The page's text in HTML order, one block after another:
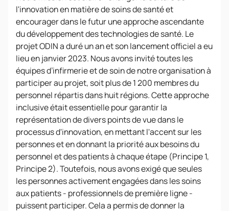
l'innovation en matière de soins de santé et
encourager dans le futur une approche ascendante
du développement des technologies de santé. Le
projet ODIN a duré un an et son lancement officiel a eu
lieu en janvier 2023. Nous avons invité toutes les
équipes d’infirmerie et de soin de notre organisation à
participer au projet, soit plus de 1 200 membres du
personnel répartis dans huit régions. Cette approche
inclusive était essentielle pour garantir la
représentation de divers points de vue dans le
processus d'innovation, en mettant l'accent sur les
personnes et en donnant la priorité aux besoins du
personnel et des patients à chaque étape (Principe 1,
Principe 2). Toutefois, nous avons exigé que seules
les personnes activement engagées dans les soins
aux patients - professionnels de première ligne -
puissent participer. Cela a permis de donner la